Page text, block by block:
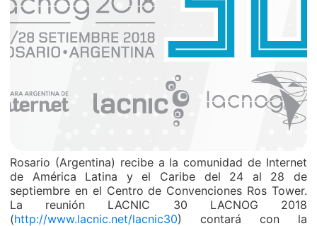
Rosario (Argentina) recibe a la comunidad de Internet
de América Latina y el Caribe del 24 al 28 de
septiembre en el Centro de Convenciones Ros Tower.
La reunión LACNIC 30 LACNOG 2018
(http://www.lacnic.net/lacnic30) contará con la